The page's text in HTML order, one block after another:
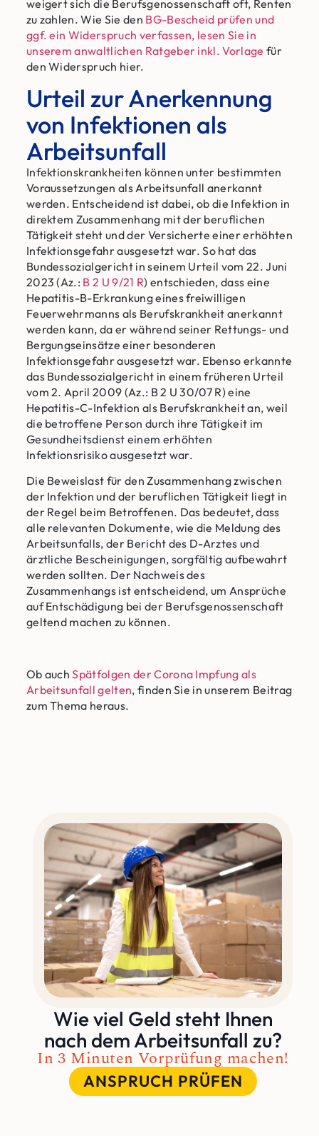
weigert sich die Berufsgenossenschaft oft, Renten
zu zahlen. Wie Sie den BG-Bescheid prüfen und
ggf. ein Widerspruch verfassen, lesen Sie in
unserem anwaltlichen Ratgeber inkl. Vorlage für
den Widerspruch hier.
Urteil zur Anerkennung
von Infektionen als
Arbeitsunfall
Infektionskrankheiten können unter bestimmten
Voraussetzungen als Arbeitsunfall anerkannt
werden. Entscheidend ist dabei, ob die Infektion in
direktem Zusammenhang mit der beruflichen
Tätigkeit steht und der Versicherte einer erhöhten
Infektionsgefahr ausgesetzt war. So hat das
Bundessozialgericht in seinem Urteil vom 22. Juni
2023 (Az.: B 2 U 9/21 R) entschieden, dass eine
Hepatitis-B-Erkrankung eines freiwilligen
Feuerwehrmanns als Berufskrankheit anerkannt
werden kann, da er während seiner Rettungs- und
Bergungseinsätze einer besonderen
Infektionsgefahr ausgesetzt war. Ebenso erkannte
das Bundessozialgericht in einem früheren Urteil
vom 2. April 2009 (Az.: B 2 U 30/07 R) eine
Hepatitis-C-Infektion als Berufskrankheit an, weil
die betroffene Person durch ihre Tätigkeit im
Gesundheitsdienst einem erhöhten
Infektionsrisiko ausgesetzt war.
Die Beweislast für den Zusammenhang zwischen
der Infektion und der beruflichen Tätigkeit liegt in
der Regel beim Betroffenen. Das bedeutet, dass
alle relevanten Dokumente, wie die Meldung des
Arbeitsunfalls, der Bericht des D-Arztes und
ärztliche Bescheinigungen, sorgfältig aufbewahrt
werden sollten. Der Nachweis des
Zusammenhangs ist entscheidend, um Ansprüche
auf Entschädigung bei der Berufsgenossenschaft
geltend machen zu können.
Ob auchSpätfolgen der Corona Impfung als
Arbeitsunfall gelten, finden Sie in unserem Beitrag
zum Thema heraus.
Wie viel Geld steht Ihnen
nach dem Arbeitsunfall zu?
In 3 Minuten Vorprüfung machen!
ANSPRUCH PRÜFEN